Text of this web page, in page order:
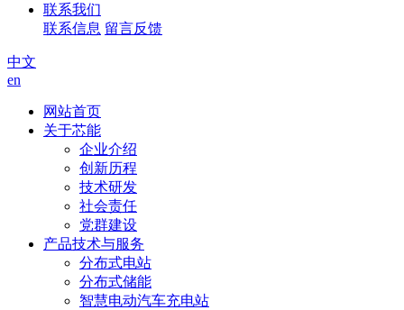
联系我们
联系信息 留言反馈
中文
en
网站首页
关于芯能
企业介绍
创新历程
技术研发
社会责任
党群建设
产品技术与服务
分布式电站
分布式储能
智慧电动汽车充电站